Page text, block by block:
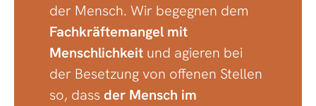
der Mensch. Wir begegnen dem
Fachkräftemangel mit
Menschlichkeit und agieren bei
der Besetzung von offenen Stellen
so, dass der Mensch im